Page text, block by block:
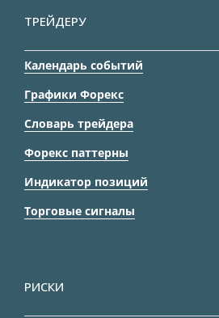
ТРЕЙДЕРУ
Календарь событий
Графики Форекс
Словарь трейдера
Форекс паттерны
Индикатор позиций
Торговые сигналы
РИСКИ